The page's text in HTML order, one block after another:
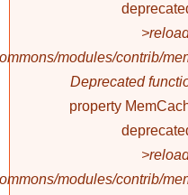
modules/contrib/
Deprecated
property
modules/contrib/